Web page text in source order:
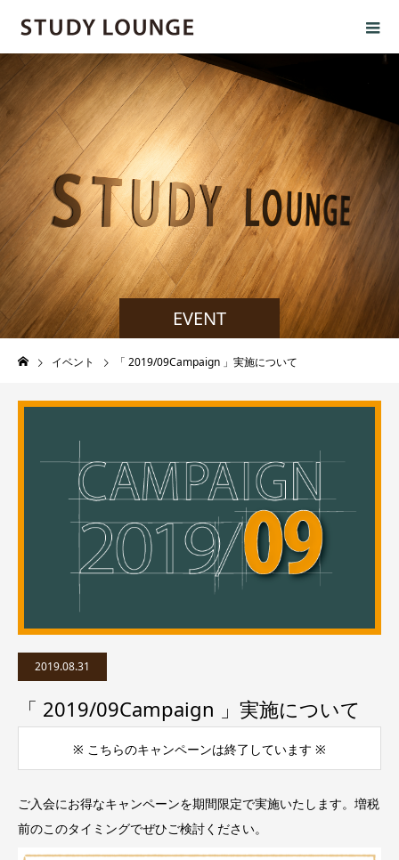
EVENT
イベント 「 2019/09Campaign 」実施について
2019.08.31
「 2019/09Campaign 」実施について
※ こちらのキャンペーンは終了しています ※
ご入会にお得なキャンペーンを期間限定で実施いたします。増税
前のこのタイミングでぜひご検討ください。